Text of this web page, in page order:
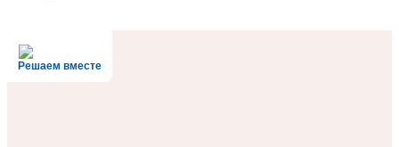
Решаем вместе